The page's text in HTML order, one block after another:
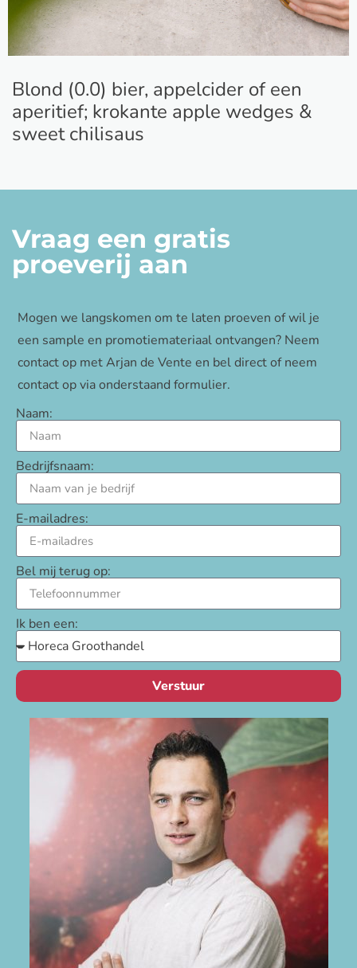
Blond (0.0) bier, appelcider of een
aperitief; krokante apple wedges &
sweet chilisaus
Vraag een gratis
proeverij aan
Mogen we langskomen om te laten proeven of wil je
een sample en promotiemateriaal ontvangen? Neem
contact op met Arjan de Vente en bel direct of neem
contact op via onderstaand formulier.
Naam:
Bedrijfsnaam:
E-mailadres:
Bel mij terug op:
Ik ben een:
Verstuur